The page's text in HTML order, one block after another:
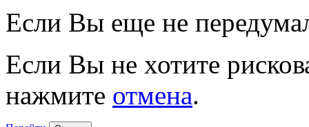
Если Вы еще не
Если Вы не хотите
нажмите отмена.